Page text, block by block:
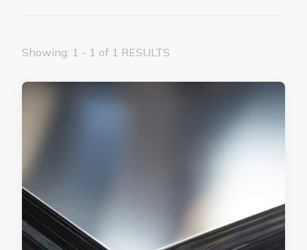
Showing: 1 - 1 of 1 RESULTS